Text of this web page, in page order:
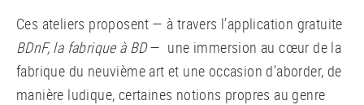
Ces ateliers proposent — à travers l’application gratuite
BDnF, la fabrique à BD— une immersion au cœur de la
fabrique du neuvième art et une occasion d’aborder, de
manière ludique, certaines notions propres au genre